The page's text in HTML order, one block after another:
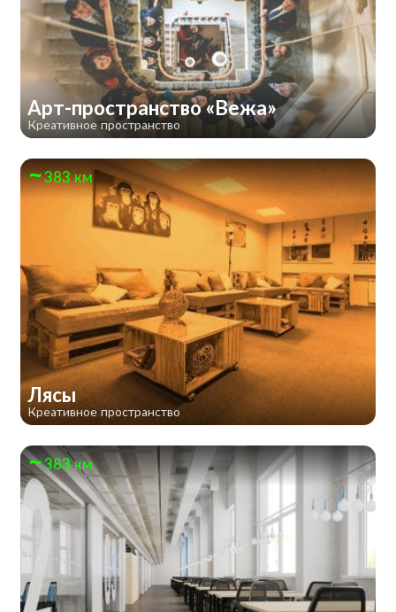
Арт-пространство «Вежа»
Креативное пространство
383 км
Лясы
Креативное пространство
383 км